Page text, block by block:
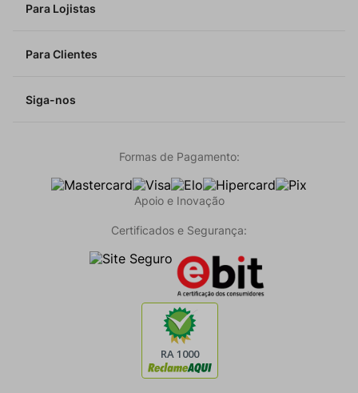
Para Lojistas
Para Clientes
Siga-nos
Formas de Pagamento:
Apoio e Inovação
Certificados e Segurança: